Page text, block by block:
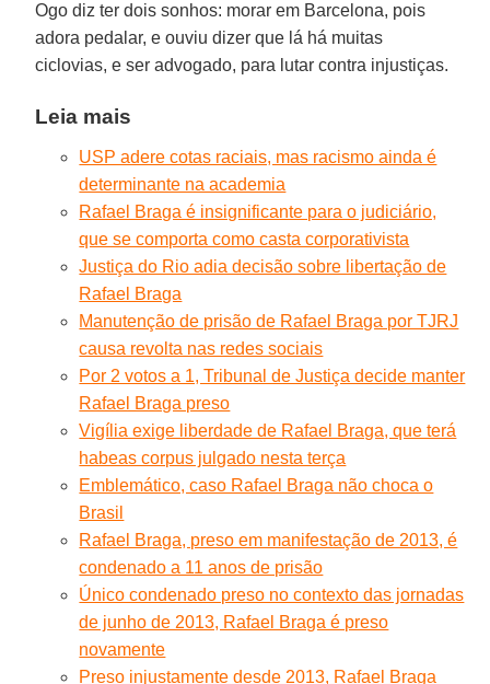
Ogo diz ter dois sonhos: morar em Barcelona, pois
adora pedalar, e ouviu dizer que lá há muitas
ciclovias, e ser advogado, para lutar contra injustiças.
Leia mais
USP adere cotas raciais, mas racismo ainda é
determinante na academia
Rafael Braga é insignificante para o judiciário,
que se comporta como casta corporativista
Justiça do Rio adia decisão sobre libertação de
Rafael Braga
Manutenção de prisão de Rafael Braga por TJRJ
causa revolta nas redes sociais
Por 2 votos a 1, Tribunal de Justiça decide manter
Rafael Braga preso
Vigília exige liberdade de Rafael Braga, que terá
habeas corpus julgado nesta terça
Emblemático, caso Rafael Braga não choca o
Brasil
Rafael Braga, preso em manifestação de 2013, é
condenado a 11 anos de prisão
Único condenado preso no contexto das jornadas
de junho de 2013, Rafael Braga é preso
novamente
Preso injustamente desde 2013, Rafael Braga